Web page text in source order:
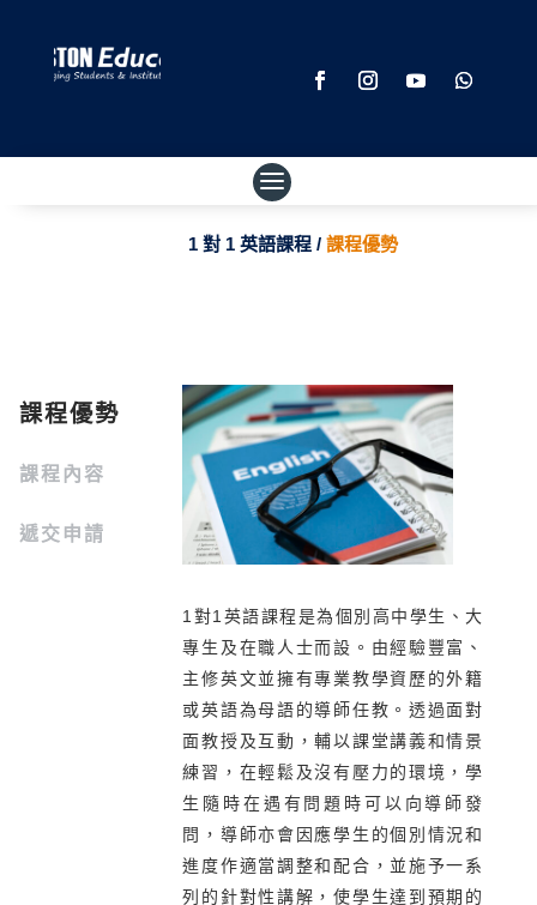
1 對 1 英語課程 / 課程優勢
1對1英語課程是為個別高中學生、大
專生及在職人士而設。由經驗豐富、
主修英文並擁有專業教學資歷的外籍
或英語為母語的導師任教。透過面對
面教授及互動，輔以課堂講義和情景
練習，在輕鬆及沒有壓力的環境，學
生隨時在遇有問題時可以向導師發
問，導師亦會因應學生的個別情況和
進度作適當調整和配合，並施予一系
列的針對性講解，使學生達到預期的
課程優勢
課程內容
遞交申請